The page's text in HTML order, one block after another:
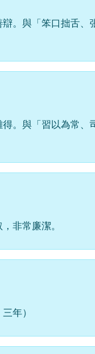
。與「笨口拙舌、
。與「習以為常、
非常廉潔。
年）